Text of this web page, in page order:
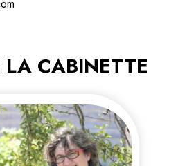
LA CABINETTE